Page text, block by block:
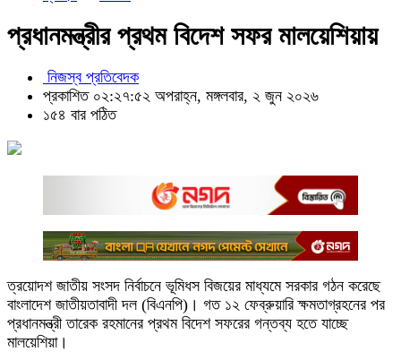
প্রধানমন্ত্রীর প্রথম বিদেশ সফর মালয়েশিয়ায়
নিজস্ব প্রতিবেদক
প্রকাশিত ০২:২৭:৫২ অপরাহ্ন, মঙ্গলবার, ২ জুন ২০২৬
১৫৪ বার পঠিত
ত্রয়োদশ জাতীয় সংসদ নির্বাচনে ভূমিধস বিজয়ের মাধ্যমে সরকার গঠন করেছে
বাংলাদেশ জাতীয়তাবাদী দল (বিএনপি)। গত ১২ ফেব্রুয়ারি ক্ষমতাগ্রহনের পর
প্রধানমন্ত্রী তারেক রহমানের প্রথম বিদেশ সফরের গন্তব্য হতে যাচ্ছে
মালয়েশিয়া।